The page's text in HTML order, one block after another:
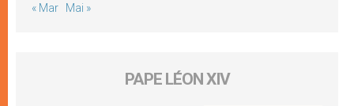
« Mar Mai »
PAPE LÉON XIV